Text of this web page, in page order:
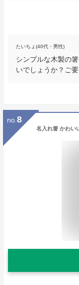
たいちょ(40代・男性)
シンプルな木製の
いでしょうか？ご
no. 8